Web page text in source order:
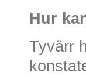
Hur
Tyvärr